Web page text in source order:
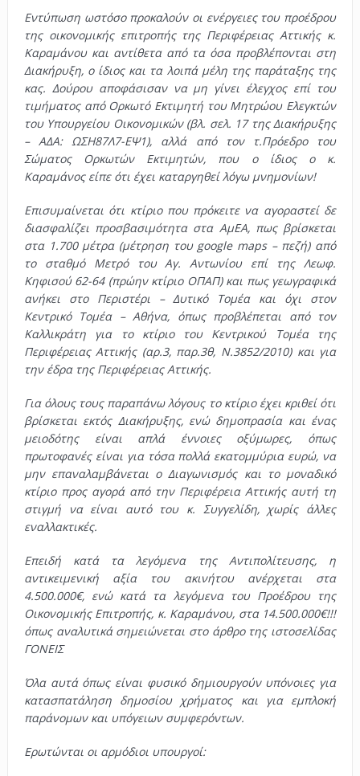
Εντύπωση ωστόσο προκαλούν οι ενέργειες του προέδρου
της οικονομικής επιτροπής της Περιφέρειας Αττικής κ.
Καραμάνου και αντίθετα από τα όσα προβλέπονται στη
Διακήρυξη, ο ίδιος και τα λοιπά μέλη της παράταξης της
κας. Δούρου αποφάσισαν να μη γίνει έλεγχος επί του
τιμήματος από Ορκωτό Εκτιμητή του Μητρώου Ελεγκτών
του Υπουργείου Οικονομικών (βλ. σελ. 17 της Διακήρυξης
– ΑΔΑ: ΩΣΗ87Λ7-ΕΨ1), αλλά από τον τ.Πρόεδρο του
Σώματος Ορκωτών Εκτιμητών, που ο ίδιος ο κ.
Καραμάνος είπε ότι έχει καταργηθεί λόγω μνημονίων!
Επισυμαίνεται ότι κτίριο που πρόκειτε να αγοραστεί δε
διασφαλίζει προσβασιμότητα στα ΑμΕΑ, πως βρίσκεται
στα 1.700 μέτρα (μέτρηση του google maps – πεζή) από
το σταθμό Μετρό του Αγ. Αντωνίου επί της Λεωφ.
Κηφισού 62-64 (πρώην κτίριο ΟΠΑΠ) και πως γεωγραφικά
ανήκει στο Περιστέρι – Δυτικό Τομέα και όχι στον
Κεντρικό Τομέα – Αθήνα, όπως προβλέπεται από τον
Καλλικράτη για το κτίριο του Κεντρικού Τομέα της
Περιφέρειας Αττικής (αρ.3, παρ.3θ, Ν.3852/2010) και για
την έδρα της Περιφέρειας Αττικής.
Για όλους τους παραπάνω λόγους το κτίριο έχει κριθεί ότι
βρίσκεται εκτός Διακήρυξης, ενώ δημοπρασία και ένας
μειοδότης είναι απλά έννοιες οξύμωρες, όπως
πρωτοφανές είναι για τόσα πολλά εκατομμύρια ευρώ, να
μην επαναλαμβάνεται ο Διαγωνισμός και το μοναδικό
κτίριο προς αγορά από την Περιφέρεια Αττικής αυτή τη
στιγμή να είναι αυτό του κ. Συγγελίδη, χωρίς άλλες
εναλλακτικές.
Επειδή κατά τα λεγόμενα της Αντιπολίτευσης, η
αντικειμενική αξία του ακινήτου ανέρχεται στα
4.500.000€, ενώ κατά τα λεγόμενα του Προέδρου της
Οικονομικής Επιτροπής, κ. Καραμάνου, στα 14.500.000€!!!
όπως αναλυτικά σημειώνεται στο άρθρο της ιστοσελίδας
ΓΟΝΕΙΣ
Όλα αυτά όπως είναι φυσικό δημιουργούν υπόνοιες για
κατασπατάληση δημοσίου χρήματος και για εμπλοκή
παράνομων και υπόγειων συμφερόντων.
Ερωτώνται οι αρμόδιοι υπουργοί: